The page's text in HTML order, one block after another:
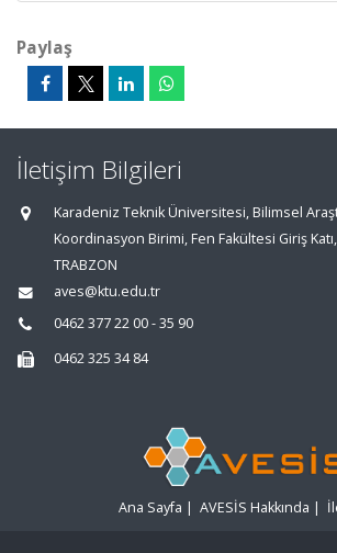
Paylaş
İletişim Bilgileri
Karadeniz Teknik Üniversitesi, Bilimsel
Koordinasyon Birimi, Fen Fakültesi Giriş
TRABZON
aves@ktu.edu.tr
0462 377 22 00 - 35 90
0462 325 34 84
Ana Sayfa | AVESİS Hakkında |